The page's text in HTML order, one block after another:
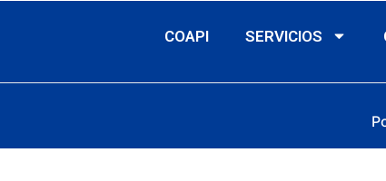
COAPI SERVICIOS